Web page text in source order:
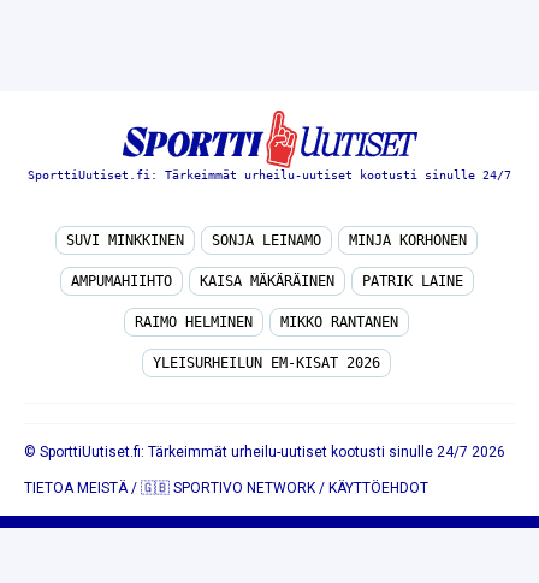
SporttiUutiset.fi: Tärkeimmät urheilu-uutiset kootusti sinulle 24/7
SUVI MINKKINEN SONJA LEINAMO MINJA KORHONEN
AMPUMAHIIHTO KAISA MÄKÄRÄINEN PATRIK LAINE
RAIMO HELMINEN MIKKO RANTANEN
YLEISURHEILUN EM-KISAT 2026
© SporttiUutiset.fi: Tärkeimmät urheilu-uutiset kootusti sinulle 24/7 2026
TIETOA MEISTÄ/ 🇬🇧 SPORTIVO NETWORK / KÄYTTÖEHDOT